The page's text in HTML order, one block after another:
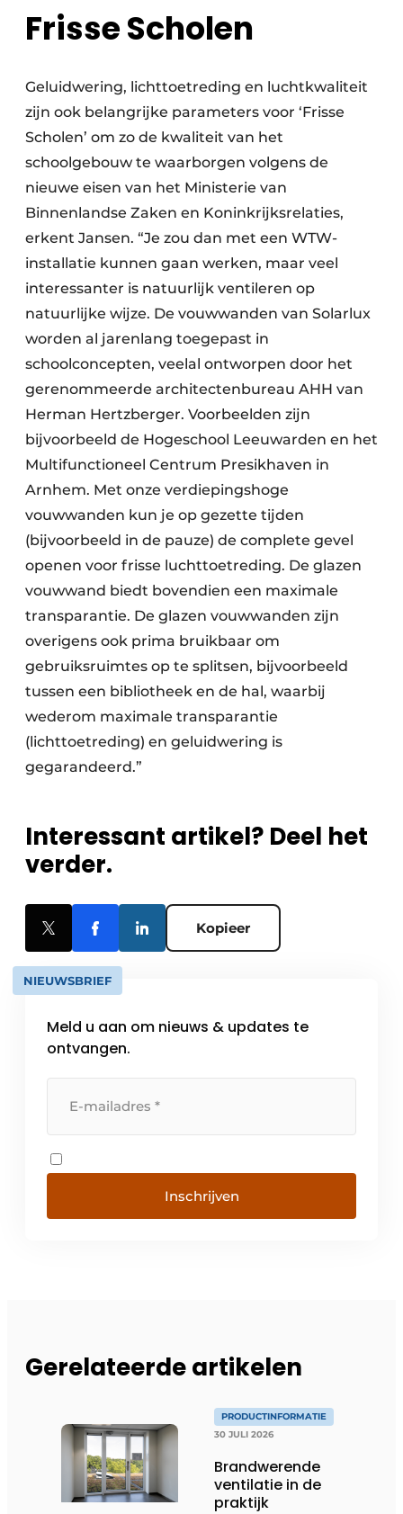
Frisse Scholen
Geluidwering, lichttoetreding en luchtkwaliteit
zijn ook belangrijke parameters voor ‘Frisse
Scholen’ om zo de kwaliteit van het
schoolgebouw te waarborgen volgens de
nieuwe eisen van het Ministerie van
Binnenlandse Zaken en Koninkrijksrelaties,
erkent Jansen. “Je zou dan met een WTW-
installatie kunnen gaan werken, maar veel
interessanter is natuurlijk ventileren op
natuurlijke wijze. De vouwwanden van Solarlux
worden al jarenlang toegepast in
schoolconcepten, veelal ontworpen door het
gerenommeerde architectenbureau AHH van
Herman Hertzberger. Voorbeelden zijn
bijvoorbeeld de Hogeschool Leeuwarden en het
Multifunctioneel Centrum Presikhaven in
Arnhem. Met onze verdiepingshoge
vouwwanden kun je op gezette tijden
(bijvoorbeeld in de pauze) de complete gevel
openen voor frisse luchttoetreding. De glazen
vouwwand biedt bovendien een maximale
transparantie. De glazen vouwwanden zijn
overigens ook prima bruikbaar om
gebruiksruimtes op te splitsen, bijvoorbeeld
tussen een bibliotheek en de hal, waarbij
wederom maximale transparantie
(lichttoetreding) en geluidwering is
gegarandeerd.”
Interessant artikel? Deel het
verder.
Kopieer
NIEUWSBRIEF
Meld u aan om nieuws & updates te
ontvangen.
Inschrijven
Gerelateerde artikelen
PRODUCTINFORMATIE
30 JULI 2026
Brandwerende
ventilatie in de
praktijk